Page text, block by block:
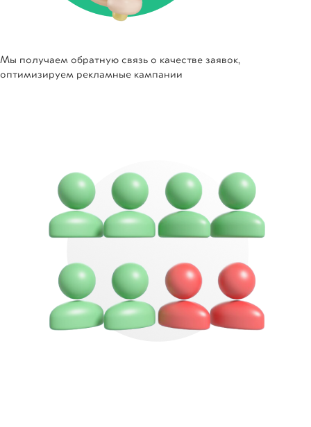
Мы получаем обратную связь о качестве заявок,
оптимизируем рекламные кампании